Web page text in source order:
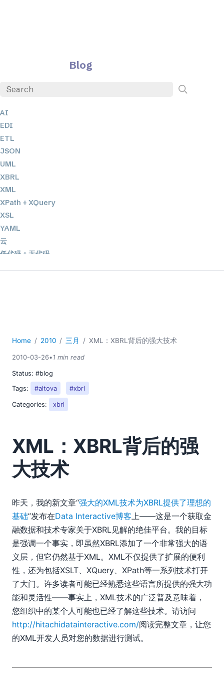
Blog
AI
EDI
ETL
JSON
UML
XBRL
XML
XPath + XQuery
XSL
YAML
云
低代码 + 无代码
2026
2024
2023
2022
2019
2018
2017
2016
2014
2013
2012
2011
2010
02
03
分割大型 UML 序列图
XML：XBRL背后的强大技术
04
05
Home 2010 三月 XML：XBRL背后的强大技术
2010-03-26•1 min read
Status: #blog
Tags:
#altova #xbrl
Categories: xbrl
XML：XBRL背后的强
大技术
昨天，我的新文章“强大的XML技术为XBRL提供了理想的
基础”发布在Data Interactive博客 上——这是一个获取金
融数据和技术专家关于XBRL见解的绝佳平台。我的目标
是强调一个事实，即虽然XBRL添加了一个非常强大的语
义层，但它仍然基于XML。XML不仅提供了扩展的便利
性，还为包括XSLT、XQuery、XPath等一系列技术打开
了大门。许多读者可能已经熟悉这些语言所提供的强大功
能和灵活性——事实上，XML技术的广泛普及意味着，
您组织中的某个人可能也已经了解这些技术。请访问
http://hitachidatainteractive.com/阅读完整文章，让您
的XML开发人员对您的数据进行测试。